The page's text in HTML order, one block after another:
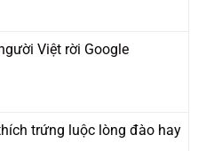
Việt rời Google
trứng luộc lòng đào hay